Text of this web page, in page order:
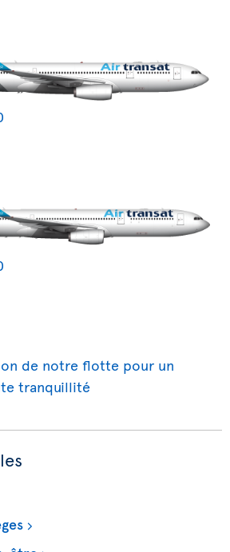
de notre flotte pour un
tranquillité